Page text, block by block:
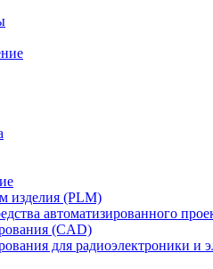
изделия (PLM)
автоматизированного
(CAD)
для радиоэлектроники